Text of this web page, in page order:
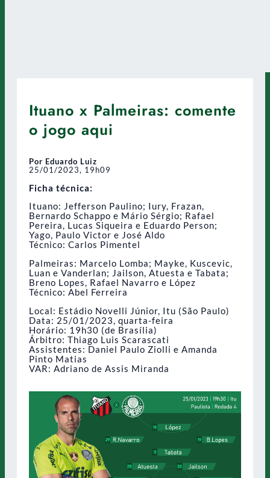
Ituano x Palmeiras: comente
o jogo aqui
Por Eduardo Luiz
25/01/2023, 19h09
Ficha técnica:
Ituano: Jefferson Paulino; Iury, Frazan,
Bernardo Schappo e Mário Sérgio; Rafael
Pereira, Lucas Siqueira e Eduardo Person;
Yago, Paulo Victor e José Aldo
Técnico: Carlos Pimentel
Palmeiras: Marcelo Lomba; Mayke, Kuscevic,
Luan e Vanderlan; Jailson, Atuesta e Tabata;
Breno Lopes, Rafael Navarro e López
Técnico: Abel Ferreira
Local: Estádio Novelli Júnior, Itu (São Paulo)
Data: 25/01/2023, quarta-feira
Horário: 19h30 (de Brasília)
Árbitro: Thiago Luis Scarascati
Assistentes: Daniel Paulo Ziolli e Amanda
Pinto Matias
VAR: Adriano de Assis Miranda